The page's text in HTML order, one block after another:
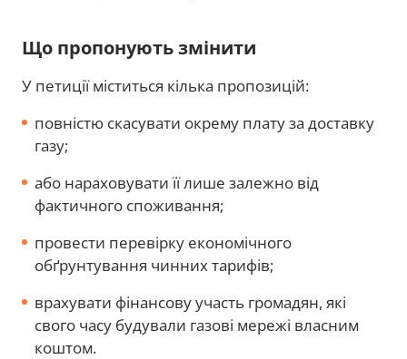
Що пропонують змінити
У петиції міститься кілька пропозицій:
повністю скасувати окрему плату за доставку
газу;
або нараховувати її лише залежно від
фактичного споживання;
провести перевірку економічного
обґрунтування чинних тарифів;
врахувати фінансову участь громадян, які
свого часу будували газові мережі власним
коштом.